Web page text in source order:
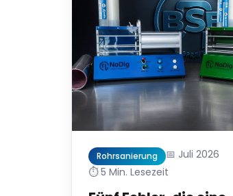
Rohrsanierung
📅 Juli 2026
⏱️ 5 Min. Lesezeit